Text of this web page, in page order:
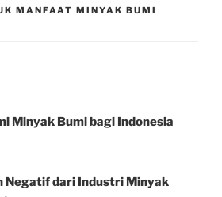
MANFAAT MINYAK BUMI
Minyak Bumi bagi Indonesia
Negatif dari Industri Minyak